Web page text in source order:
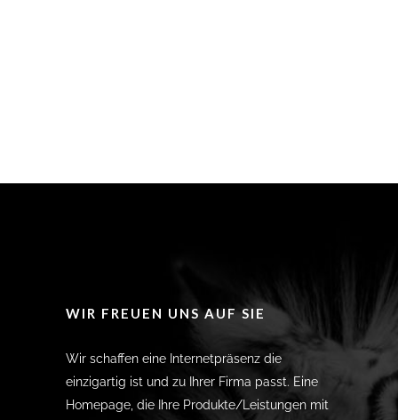
WIR FREUEN UNS AUF SIE
Wir schaffen eine Internetpräsenz die
einzigartig ist und zu Ihrer Firma passt. Eine
Homepage, die Ihre Produkte/Leistungen mit